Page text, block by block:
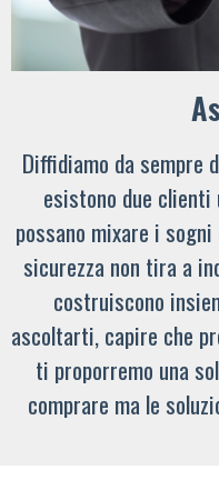
Diffidiamo da sempre
esistono due
possano mixare i
sicurezza non tira a
costruiscono
ascoltarti, capire che
ti proporremo una
comprare ma le